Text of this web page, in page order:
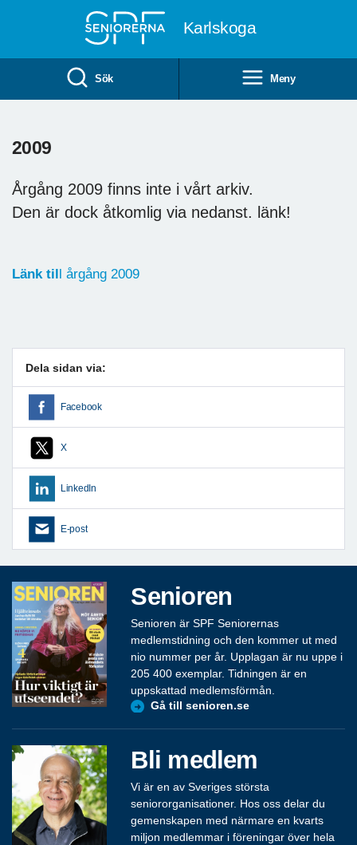
Karlskoga
Sök Meny
2009
Årgång 2009 finns inte i vårt arkiv.
Den är dock åtkomlig via nedanst. länk!
Länk till årgång 2009
Dela sidan via:
Facebook
X
LinkedIn
E-post
Senioren
Senioren är SPF Seniorernas
medlemstidning och den kommer ut med
nio nummer per år. Upplagan är nu uppe i
205 400 exemplar. Tidningen är en
uppskattad medlemsförmån.
Gå till senioren.se
Bli medlem
Vi är en av Sveriges största
seniororganisationer. Hos oss delar du
gemenskapen med närmare en kvarts
miljon medlemmar i föreningar över hela